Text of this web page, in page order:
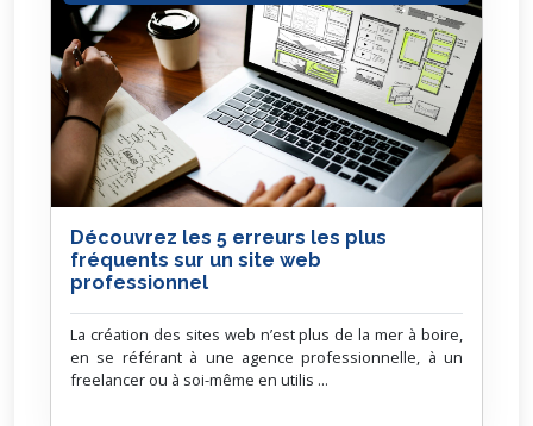
Découvrez les 5 erreurs les plus
fréquents sur un site web
professionnel
La création des sites web n’est plus de la mer à boire,
en se référant à une agence professionnelle, à un
freelancer ou à soi-même en utilis ...